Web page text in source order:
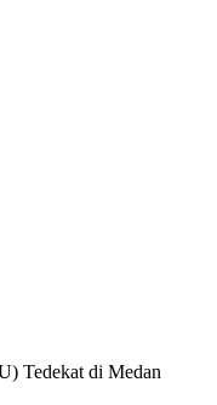
Tedekat di Medan